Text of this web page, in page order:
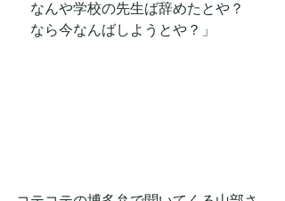
なんや学校の先生ば辞めたとや？
なら今なんばしようとや？」